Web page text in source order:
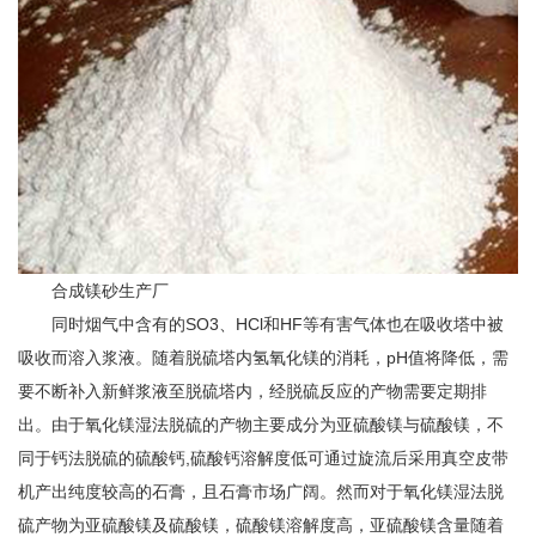
合成镁砂生产厂
同时烟气中含有的SO3、HCl和HF等有害气体也在吸收塔中被
吸收而溶入浆液。随着脱硫塔内氢氧化镁的消耗，pH值将降低，需
要不断补入新鲜浆液至脱硫塔内，经脱硫反应的产物需要定期排
出。由于氧化镁湿法脱硫的产物主要成分为亚硫酸镁与硫酸镁，不
同于钙法脱硫的硫酸钙,硫酸钙溶解度低可通过旋流后采用真空皮带
机产出纯度较高的石膏，且石膏市场广阔。然而对于氧化镁湿法脱
硫产物为亚硫酸镁及硫酸镁，硫酸镁溶解度高，亚硫酸镁含量随着